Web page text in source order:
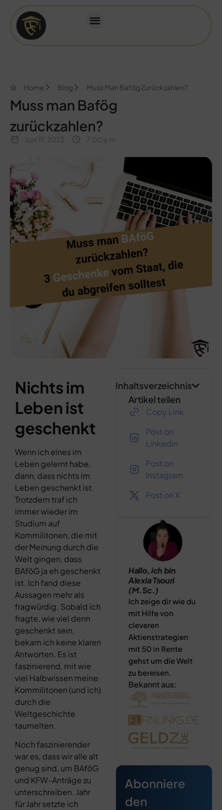
Home Blog Muss Man Bafög Zurückzahlen?
Muss man Bafög
zurückzahlen?
Juni 19, 2023 7:00 a.m.
Nichts im
Leben ist
geschenkt
Wenn ich eines im
Leben gelernt habe,
dann, dass nichts im
Leben geschenkt ist.
Trotzdem traf ich
immer wieder im
Studium auf
Kommilitonen, die mit
der Meinung durch die
Welt gingen, dass
BAföG ja eh geschenkt
ist. Ich fand diese
Aussagen mehr als
fragwürdig. Sobald ich
fragte, wie viel denn
geschenkt sein,
bekam ich keine klaren
Antworten. Es ist
faszinierend, mit wie
viel Halbwissen meine
Kommilitonen (und ich)
durch die
Weltgeschichte
taumelten.
Noch faszinierender
war es, dass wir alle alt
genug sind, um BAföG
und KFW-Anträge zu
unterschreiben. Jahr
für Jahr setzte ich
Inhaltsverzeichnis
Artikel teilen
Copy Link
Post on
Linkedin
Post on
Instagram
Post on X
Hallo, ich bin
Alexia Tsouri
(M.Sc.)
Ich zeige dir wie du
mit Hilfe von
cleveren
Aktienstrategien
mit 50 in Rente
gehst um die Welt
zu bereisen.
Bekannt aus:
Abonniere
den